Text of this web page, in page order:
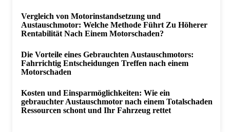
Vergleich von Motorinstandsetzung und
Austauschmotor: Welche Methode Führt Zu Höherer
Rentabilität Nach Einem Motorschaden?
Die Vorteile eines Gebrauchten Austauschmotors:
Fahrrichtig Entscheidungen Treffen nach einem
Motorschaden
Kosten und Einsparmöglichkeiten: Wie ein
gebrauchter Austauschmotor nach einem Totalschaden
Ressourcen schont und Ihr Fahrzeug rettet